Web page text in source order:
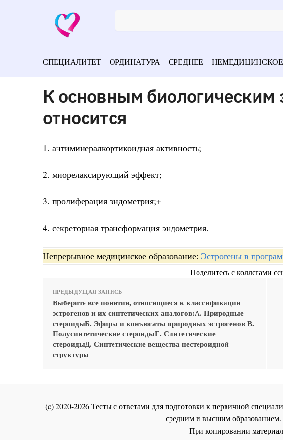
СПЕЦИАЛИТЕТ ОРДИНАТУРА СРЕДНЕЕ НЕМЕДИЦИНСКОЕ
К основным биологическим
относится
1. антиминералкортикоидная активность;
2. миорелаксирующий эффект;
3. пролиферация эндометрия;+
4. секреторная трансформация эндометрия.
Непрерывное медицинское образование: Эстрогены в
Поделитесь с коллегами
ПРЕДЫДУЩАЯ ЗАПИСЬ
Выберите все понятия, относящиеся к классификации
эстрогенов и их синтетических аналогов:А. Природные
стероидыБ. Эфиры и конъюгаты природных эстрогенов В.
Полусинтетические стероидыГ. Синтетические
стероидыД. Синтетические вещества нестероидной
структуры
(c) 2020-2026 Тесты с ответами для подготовки к первичной
средним и высшим
При копировании